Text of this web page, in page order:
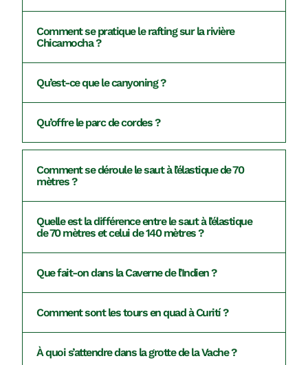
Comment se pratique le rafting sur la rivière
Chicamocha ?
Qu’est-ce que le canyoning ?
Qu’offre le parc de cordes ?
Comment se déroule le saut à l’élastique de 70
mètres ?
Quelle est la différence entre le saut à l’élastique
de 70 mètres et celui de 140 mètres ?
Que fait-on dans la Caverne de l’Indien ?
Comment sont les tours en quad à Curití ?
À quoi s’attendre dans la grotte de la Vache ?